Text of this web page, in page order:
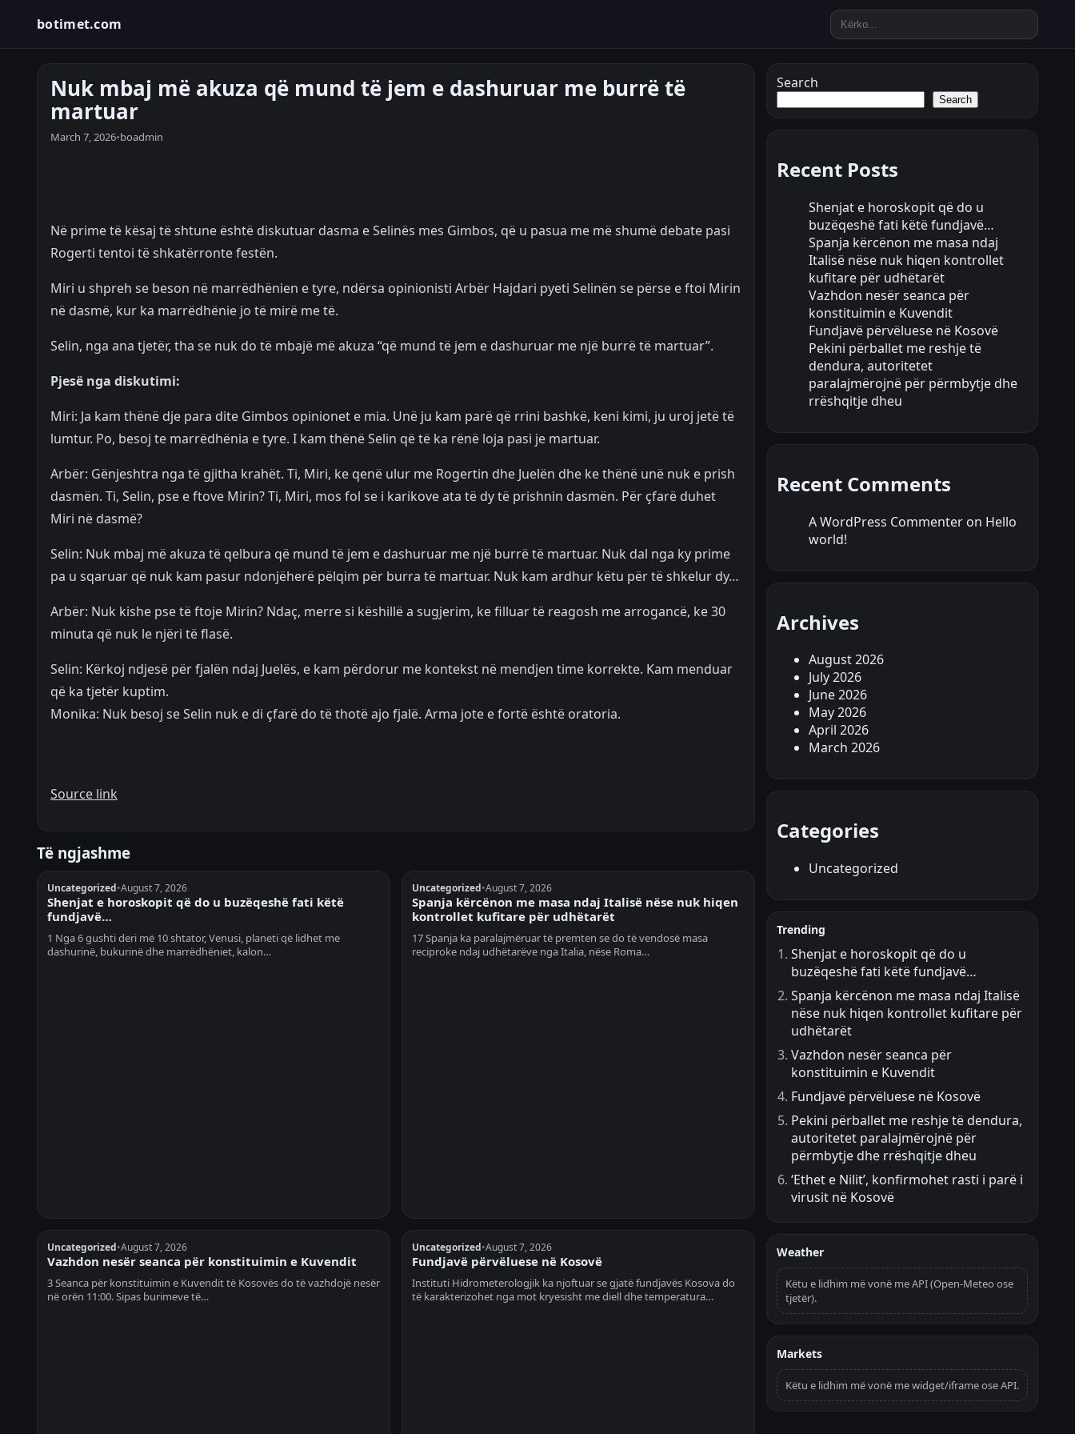
botimet.com
Nuk mbaj më akuza që mund të jem e dashuruar me burrë të
martuar
March 7, 2026•boadmin
Në prime të kësaj të shtune është diskutuar dasma e Selinës mes Gimbos, që u pasua me më shumë debate pasi
Rogerti tentoi të shkatërronte festën.
Miri u shpreh se beson në marrëdhënien e tyre, ndërsa opinionisti Arbër Hajdari pyeti Selinën se përse e ftoi Mirin
në dasmë, kur ka marrëdhënie jo të mirë me të.
Selin, nga ana tjetër, tha se nuk do të mbajë më akuza “që mund të jem e dashuruar me një burrë të martuar”.
Pjesë nga diskutimi:
Miri: Ja kam thënë dje para dite Gimbos opinionet e mia. Unë ju kam parë që rrini bashkë, keni kimi, ju uroj jetë të
lumtur. Po, besoj te marrëdhënia e tyre. I kam thënë Selin që të ka rënë loja pasi je martuar.
Arbër: Gënjeshtra nga të gjitha krahët. Ti, Miri, ke qenë ulur me Rogertin dhe Juelën dhe ke thënë unë nuk e prish
dasmën. Ti, Selin, pse e ftove Mirin? Ti, Miri, mos fol se i karikove ata të dy të prishnin dasmën. Për çfarë duhet
Miri në dasmë?
Selin: Nuk mbaj më akuza të qelbura që mund të jem e dashuruar me një burrë të martuar. Nuk dal nga ky prime
pa u sqaruar që nuk kam pasur ndonjëherë pëlqim për burra të martuar. Nuk kam ardhur këtu për të shkelur dy…
Arbër: Nuk kishe pse të ftoje Mirin? Ndaç, merre si këshillë a sugjerim, ke filluar të reagosh me arrogancë, ke 30
minuta që nuk le njëri të flasë.
Selin: Kërkoj ndjesë për fjalën ndaj Juelës, e kam përdorur me kontekst në mendjen time korrekte. Kam menduar
që ka tjetër kuptim.
Monika: Nuk besoj se Selin nuk e di çfarë do të thotë ajo fjalë. Arma jote e fortë është oratoria.
Source link
Të ngjashme
Uncategorized•August 7, 2026
Shenjat e horoskopit që do u buzëqeshë fati këtë
fundjavë…
1 Nga 6 gushti deri më 10 shtator, Venusi, planeti që lidhet me
dashurinë, bukurinë dhe marrëdhëniet, kalon…
Uncategorized•August 7, 2026
Spanja kërcënon me masa ndaj Italisë nëse nuk hiqen
kontrollet kufitare për udhëtarët
17 Spanja ka paralajmëruar të premten se do të vendosë masa
reciproke ndaj udhëtarëve nga Italia, nëse Roma…
Uncategorized•August 7, 2026
Vazhdon nesër seanca për konstituimin e Kuvendit
3 Seanca për konstituimin e Kuvendit të Kosovës do të vazhdojë nesër
në orën 11:00. Sipas burimeve të…
Uncategorized•August 7, 2026
Fundjavë përvëluese në Kosovë
Instituti Hidrometerologjik ka njoftuar se gjatë fundjavës Kosova do
të karakterizohet nga mot kryesisht me diell dhe temperatura…
Search
Search
Recent Posts
Shenjat e horoskopit që do u
buzëqeshë fati këtë fundjavë…
Spanja kërcënon me masa ndaj
Italisë nëse nuk hiqen kontrollet
kufitare për udhëtarët
Vazhdon nesër seanca për
konstituimin e Kuvendit
Fundjavë përvëluese në Kosovë
Pekini përballet me reshje të
dendura, autoritetet
paralajmërojnë për përmbytje dhe
rrëshqitje dheu
Recent Comments
A WordPress Commenter on Hello
world!
Archives
August 2026
July 2026
June 2026
May 2026
April 2026
March 2026
Categories
Uncategorized
Trending
Shenjat e horoskopit që do u
buzëqeshë fati këtë fundjavë…
Spanja kërcënon me masa ndaj Italisë
nëse nuk hiqen kontrollet kufitare për
udhëtarët
Vazhdon nesër seanca për
konstituimin e Kuvendit
Fundjavë përvëluese në Kosovë
Pekini përballet me reshje të dendura,
autoritetet paralajmërojnë për
përmbytje dhe rrëshqitje dheu
‘Ethet e Nilit’, konfirmohet rasti i parë i
virusit në Kosovë
Weather
Këtu e lidhim më vonë me API (Open-Meteo ose
tjetër).
Markets
Këtu e lidhim më vonë me widget/iframe ose API.